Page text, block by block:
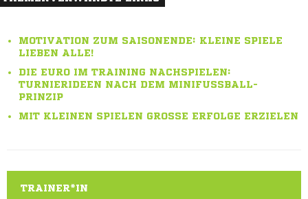
MOTIVATION ZUM SAISONENDE: KLEINE SPIELE
LIEBEN ALLE!
DIE EURO IM TRAINING NACHSPIELEN:
TURNIERIDEEN NACH DEM MINIFUSSBALL-P
RINZIP
MIT KLEINEN SPIELEN GROSSE ERFOLGE ERZIELEN
TRAINER*IN